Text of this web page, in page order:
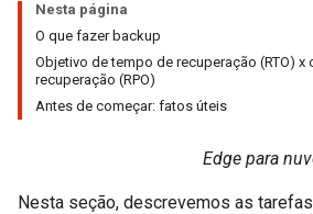
Nesta página
O que fazer backup
Objetivo de tempo de recuperação (RTO)
recuperação (RPO)
Antes de começar: fatos úteis
Edge para
Nesta seção, descrevemos as